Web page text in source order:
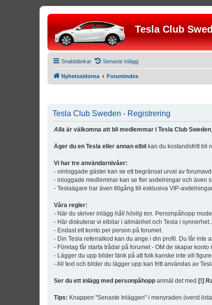
Tesla Club
Snabblänkar Senaste Inlägg
Nyhetssidorna Forumindex
Tesla Club Sweden - Registrering
Alla är välkomna att bli medlemmar i Tesla Club Sweden
Äger du en Tesla eller annan elbil kan du kostandsfritt bli
Vi har tre användarnivåer:
- oinloggade gäster kan se ett begränsat urval av
- inloggade medlemmar kan se fler avdelningar och även
- Teslaägare har även tillgång till exklusiva VIP-
Våra regler:
- När du skriver inlägg håll hövlig ton. Personpåhopp
- Här diskuterar vi elbilar i allmänhet och Tesla i
- Endast ett konto per person på forumet.
- Din Tesla referralkod kan du ange i din profil. Du får inte
- Företag får starta trådar på forumet - OM de skapar
- Lägger du upp bilder tänk på att folk kanske inte vill
- All text och bilder du lägger upp kan fritt användas av
Ser du ett inlägg med personpåhopp anmäl det med [!]
Tips: Knappen "Senaste Inläggen" i menyraden överst